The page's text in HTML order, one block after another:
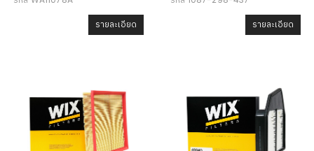
รายละเอียด รายละเอียด